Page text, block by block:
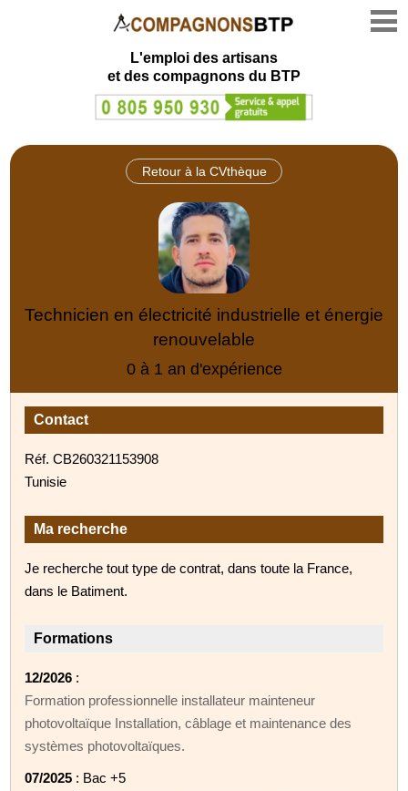
L'emploi des artisans
et des compagnons du BTP
Retour à la CVthèque
Technicien en électricité industrielle et énergie
renouvelable
0 à 1 an d'expérience
Contact
Réf. CB260321153908
Tunisie
Ma recherche
Je recherche tout type de contrat, dans toute la France,
dans le Batiment.
Formations
12/2026 :
Formation professionnelle installateur mainteneur
photovoltaïque Installation, câblage et maintenance des
systèmes photovoltaïques.
07/2025 : Bac +5